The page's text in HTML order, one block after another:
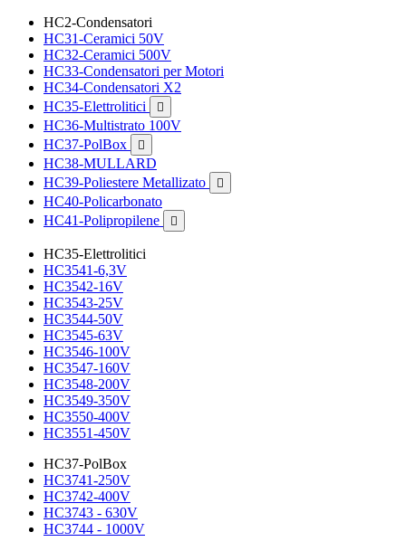
HC2-Condensatori
HC31-Ceramici 50V
HC32-Ceramici 500V
HC33-Condensatori per Motori
HC34-Condensatori X2
HC35-Elettrolitici

HC36-Multistrato 100V
HC37-PolBox

HC38-MULLARD
HC39-Poliestere Metallizato

HC40-Policarbonato
HC41-Polipropilene

HC35-Elettrolitici
HC3541-6,3V
HC3542-16V
HC3543-25V
HC3544-50V
HC3545-63V
HC3546-100V
HC3547-160V
HC3548-200V
HC3549-350V
HC3550-400V
HC3551-450V
HC37-PolBox
HC3741-250V
HC3742-400V
HC3743 - 630V
HC3744 - 1000V